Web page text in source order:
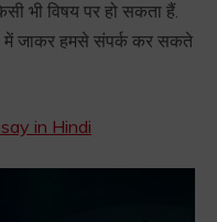
भी विषय पर हो सकता हैं.
में जाकर हमसे संपर्क कर सकते
in Hindi